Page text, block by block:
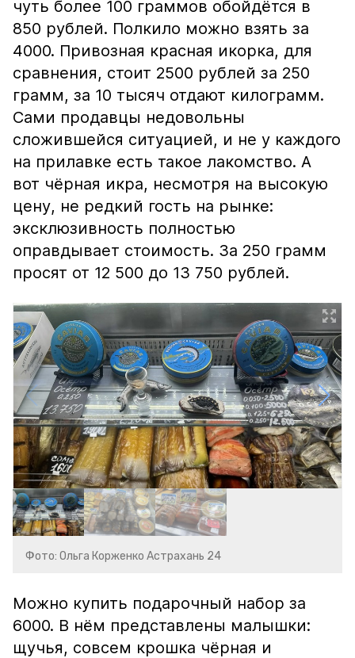
чуть более 100 граммов обойдётся в
850 рублей. Полкило можно взять за
4000. Привозная красная икорка, для
сравнения, стоит 2500 рублей за 250
грамм, за 10 тысяч отдают килограмм.
Сами продавцы недовольны
сложившейся ситуацией, и не у каждого
на прилавке есть такое лакомство. А
вот чёрная икра, несмотря на высокую
цену, не редкий гость на рынке:
эксклюзивность полностью
оправдывает стоимость. За 250 грамм
просят от 12 500 до 13 750 рублей.
Фото: Ольга Корженко Астрахань 24
Можно купить подарочный набор за
6000. В нём представлены малышки:
щучья, совсем крошка чёрная и